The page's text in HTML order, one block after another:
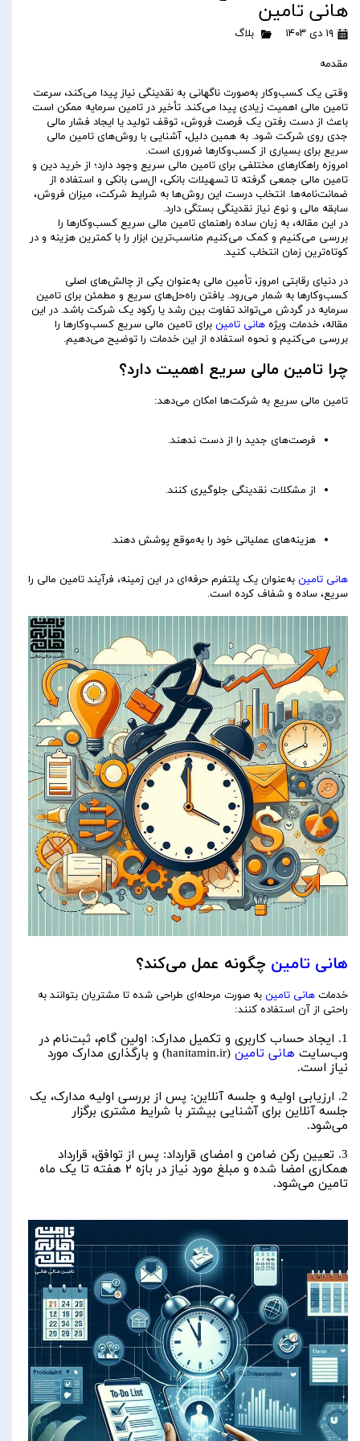
هانی تامین
۱۹ دی ۱۴۰۳ بلاگ
مقدمه
وقتی یک کسب‌وکار به‌صورت ناگهانی به نقدینگی نیاز پیدا می‌کند، سرعت
تامین مالی اهمیت زیادی پیدا می‌کند. تأخیر در تامین سرمایه ممکن است
باعث از دست رفتن یک فرصت فروش، توقف تولید یا ایجاد فشار مالی
جدی روی شرکت شود. به همین دلیل، آشنایی با روش‌های تامین مالی
سریع برای بسیاری از کسب‌وکارها ضروری است.
امروزه راهکارهای مختلفی برای تامین مالی سریع وجود دارد؛ از خرید دین و
تامین مالی جمعی گرفته تا تسهیلات بانکی، ال‌سی بانکی و استفاده از
ضمانت‌نامه‌ها. انتخاب درست این روش‌ها به شرایط شرکت، میزان فروش،
سابقه مالی و نوع نیاز نقدینگی بستگی دارد.
در این مقاله، به زبان ساده راهنمای تامین مالی سریع کسب‌وکارها را
بررسی می‌کنیم و کمک می‌کنیم مناسب‌ترین ابزار را با کمترین هزینه و در
کوتاه‌ترین زمان انتخاب کنید.
در دنیای رقابتی امروز، تأمین مالی به‌عنوان یکی از چالش‌های اصلی
کسب‌وکارها به شمار می‌رود. یافتن راه‌حل‌های سریع و مطمئن برای تامین
سرمایه در گردش می‌تواند تفاوت بین رشد یا رکود یک شرکت باشد. در این
مقاله، خدمات ویژه هانی تامین برای تامین مالی سریع کسب‌وکارها را
بررسی می‌کنیم و نحوه استفاده از این خدمات را توضیح می‌دهیم.
چرا تامین مالی سریع اهمیت دارد؟
تامین مالی سریع به شرکت‌ها امکان می‌دهد:
فرصت‌های جدید را از دست ندهند.
از مشکلات نقدینگی جلوگیری کنند.
هزینه‌های عملیاتی خود را به‌موقع پوشش دهند.
هانی تامین به‌عنوان یک پلتفرم حرفه‌ای در این زمینه، فرآیند تامین مالی را
سریع، ساده و شفاف کرده است.
هانی تامین چگونه عمل می‌کند؟
خدمات هانی تامین به صورت مرحله‌ای طراحی شده تا مشتریان بتوانند به
راحتی از آن استفاده کنند:
1. ایجاد حساب کاربری و تکمیل مدارک: اولین گام، ثبت‌نام در
وب‌سایت هانی تامین
(hanitamin.ir) و بارگذاری مدارک مورد
نیاز است.
2. ارزیابی اولیه و جلسه آنلاین: پس از بررسی اولیه مدارک، یک
جلسه آنلاین برای آشنایی بیشتر با شرایط مشتری برگزار
می‌شود.
3. تعیین رکن ضامن و امضای قرارداد: پس از توافق، قرارداد
همکاری امضا شده و مبلغ مورد نیاز در بازه ۲ هفته تا یک ماه
تامین می‌شود.